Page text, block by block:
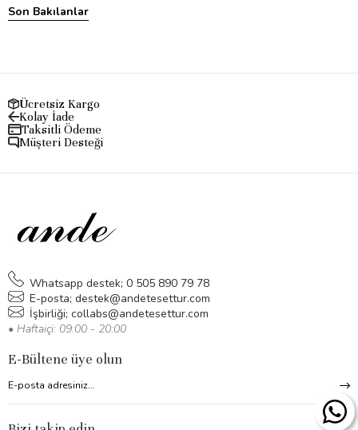
Son Bakılanlar
Ücretsiz Kargo
Kolay İade
Taksitli Ödeme
Müşteri Desteği
Whatsapp destek; 0 505 890 79 78
E-posta; destek@andetesettur.com
İşbirliği; collabs@andetesettur.com
• Haftaiçi: 09:00 - 20:00
E-Bültene üye olun